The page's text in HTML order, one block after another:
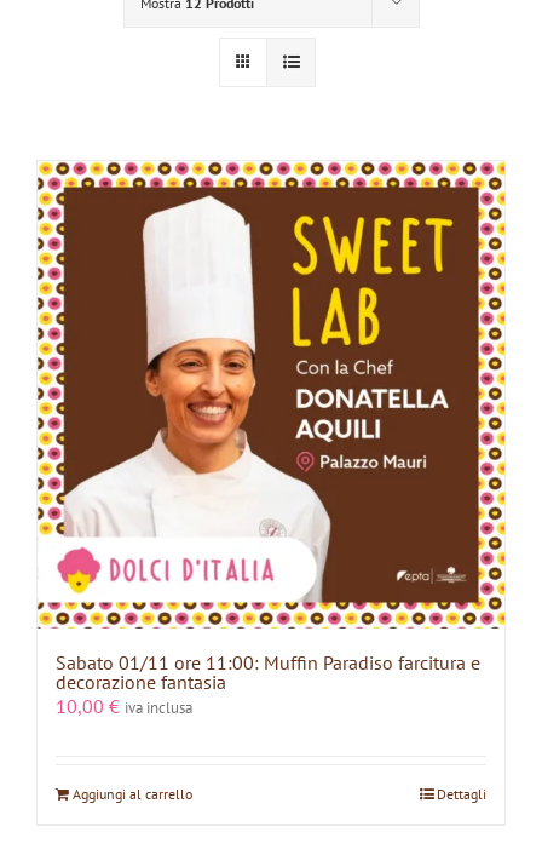
Sabato 01/11 ore 11:00: Muffin Paradiso farcitura e
decorazione fantasia
10,00 € iva inclusa
Aggiungi al carrello Dettagli